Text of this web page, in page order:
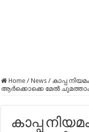
Home / News / കാപ്പ
ആർക്കൊക്കെ മേൽ
കാപ്പ